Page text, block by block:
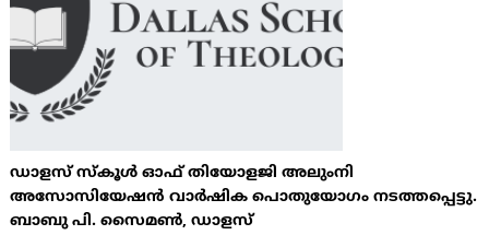
ഡാളസ് സ്കൂൾ ഓഫ് തിയോളജി അലുംനി
അസോസിയേഷൻ വാർഷിക പൊതുയോഗം നടത്തപ്പെട്ടു.
ബാബു പി. സൈമൺ, ഡാളസ്